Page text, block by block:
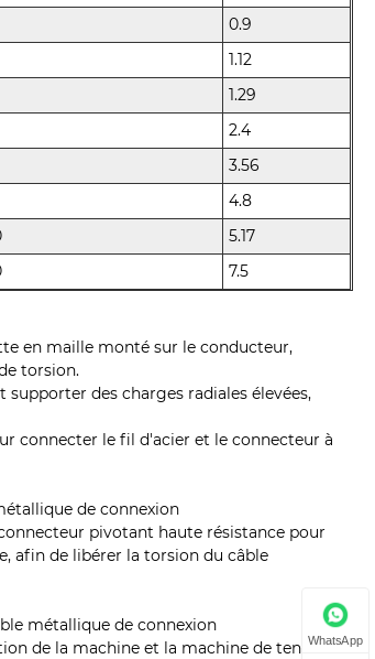
0.9
1.12
1.29
2.4
3.56
4.8
5.17
7.5
en maille monté sur le conducteur,
torsion.
des charges radiales élevées,
connecter le fil d'acier et le connecteur à
de connexion
pivotant haute résistance pour
afin de libérer la torsion du câble
métallique de connexion
de la machine et la machine de tension.WhatsApp